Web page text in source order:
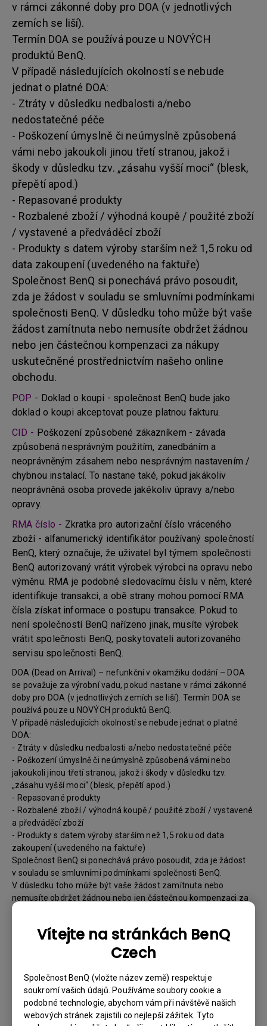
Vítejte na stránkách BenQ
Czech
Společnost BenQ (vložte název země) respektuje
soukromí vašich údajů. Používáme soubory cookie a
podobné technologie, abychom vám při návštěvě našich
webových stránek zajistili co nejlepší zážitek. Tyto
v rámci zákonné doby pro DOA (v jednotlivých
zemích se liší).
Termín DOA se používá pouze u NOVÝCH
produktů BenQ.
V případě následujících okolností se nebude
jednat o platné DOA:
- Ztráty v důsledku nedbalosti a/nebo
nedostatečné péče
- Poškození úmyslně či neúmyslně způsobená
vámi nebo jakoukoli jinou třetí stranou, jakož i
škody v důsledku tzv. „zásahu vyšší moci“ (blesk,
přepětí apod.)
- Repasované produkty
- Rozbalené zboží / výhodná koupě / použité zboží
/ vystavené a předváděcí zboží
- Produkty s datem výroby starším než 1,5 roku od
data zakoupení (uvedeného na faktuře)
Společnost BenQ si ponechává právo posoudit,
zda je žádost v souladu se smluvními podmínkami
společnosti BenQ. V důsledku toho může být vaše
žádost zamítnuta nebo nemusíte obdržet žádnou
nebo jen částečnou kompenzaci za nákupy
uskutečněné prostřednictvím našeho online
obchodu.
POP - Doklad o koupi - společnost BenQ bude jako
doklad o koupi akceptovat pouze platnou fakturu.
CID - Poškození způsobené zákazníkem - závada
způsobená nesprávným použitím, zanedbáním a
neoprávněným zásahem nebo nesprávným nastavením /
chybnou instalací. To nastane také, pokud jakákoliv
neoprávněná osoba provede jakékoliv úpravy a/nebo
opravy.
RMA číslo - Zkratka pro autorizační číslo vráceného
zboží - alfanumerický identifikátor používaný společností
BenQ, který označuje, že uživatel byl týmem společnosti
BenQ autorizovaný vrátit výrobek výrobci na opravu nebo
výměnu. RMA je podobné sledovacímu číslu v něm, které
identifikuje transakci, a obě strany mohou pomocí RMA
čísla získat informace o postupu transakce. Pokud to
není společností BenQ nařízeno jinak, musíte výrobek
vrátit společnosti BenQ, poskytovateli autorizovaného
servisu společnosti BenQ.
DOA (Dead on Arrival) – nefunkční v okamžiku dodání – DOA
se považuje za výrobní vadu, pokud nastane v rámci zákonné
doby pro DOA (v jednotlivých zemích se liší). Termín DOA se
používá pouze u NOVÝCH produktů BenQ.
V případě následujících okolností se nebude jednat o platné
DOA:
- Ztráty v důsledku nedbalosti a/nebo nedostatečné péče
- Poškození úmyslně či neúmyslně způsobená vámi nebo
jakoukoli jinou třetí stranou, jakož i škody v důsledku tzv.
„zásahu vyšší moci“ (blesk, přepětí apod.)
- Repasované produkty
- Rozbalené zboží / výhodná koupě / použité zboží / vystavené
a předváděcí zboží
- Produkty s datem výroby starším než 1,5 roku od data
zakoupení (uvedeného na faktuře)
Společnost BenQ si ponechává právo posoudit, zda je žádost
v souladu se smluvními podmínkami společnosti BenQ.
V důsledku toho může být vaše žádost zamítnuta nebo
nemusíte obdržet žádnou nebo jen částečnou kompenzaci za
nákupy uskutečněné prostřednictvím našeho online obchodu.
Co dělat?
- Pokud se u vašeho výrobku vyskytnou během záruční
podmínky stanovené společností BenQ pro specifický
výrobek, který jste zakoupili.
- Pro žádost o záruční servis je třeba vyplnit náš online
webový formulář a poskytnout všechny nutné informace